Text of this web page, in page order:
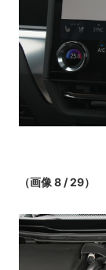
（画像 8 / 29）